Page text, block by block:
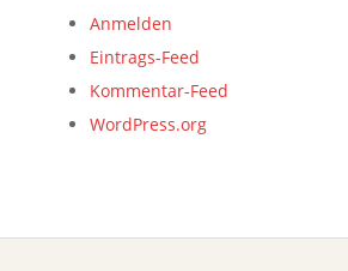
Anmelden
Eintrags-Feed
Kommentar-Feed
WordPress.org